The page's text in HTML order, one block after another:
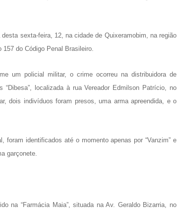
sexta-feira, 12, na cidade de Quixeramobim, na região
do Código Penal Brasileiro.
um policial militar, o crime ocorreu na distribuidora de
“Dibesa”, localizada à rua Vereador Edmilson Patrício, no
dois indivíduos foram presos, uma arma apreendida, e o
identificados até o momento apenas por “Vanzim” e
garçonete.
na “Farmácia Maia”, situada na Av. Geraldo Bizarria, no